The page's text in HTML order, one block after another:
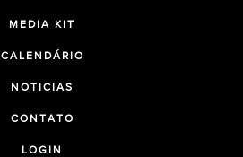
MEDIA KIT
CALENDÁRIO
NOTICIAS
CONTATO
LOGIN